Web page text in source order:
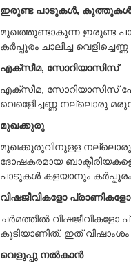
ഇരുണ്ട പാടുകള്‍,
മുഖത്തുണ്ടാകുന്ന ഇരുണ്ട
കര്‍പ്പൂരം ചാലിച്ച
എക്‌സീമ, സോറിയാസിസ്
എക്‌സീമ, സോറിയാസിസ്
വെളിെേച്ചണ്ണ നല്ലൊരു
മുഖക്കുരു
മുഖക്കുരുവിനുളള നല്ലൊരു
ദോഷകരമായ
പാടുകള്‍ കളയാനും
വിഷജീവികളോ പ്രാണികളോ
ചര്‍മത്തില്‍
കൂടിയാണിത്. ഇത്
വെളുപ്പു നല്‍കാന്‍